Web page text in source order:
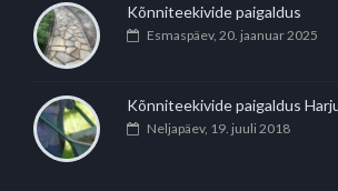
Kõnniteekivide paigaldus
Esmaspäev, 20. jaanuar 2025
Kõnniteekivide paigaldus
Neljapäev, 19. juuli 2018